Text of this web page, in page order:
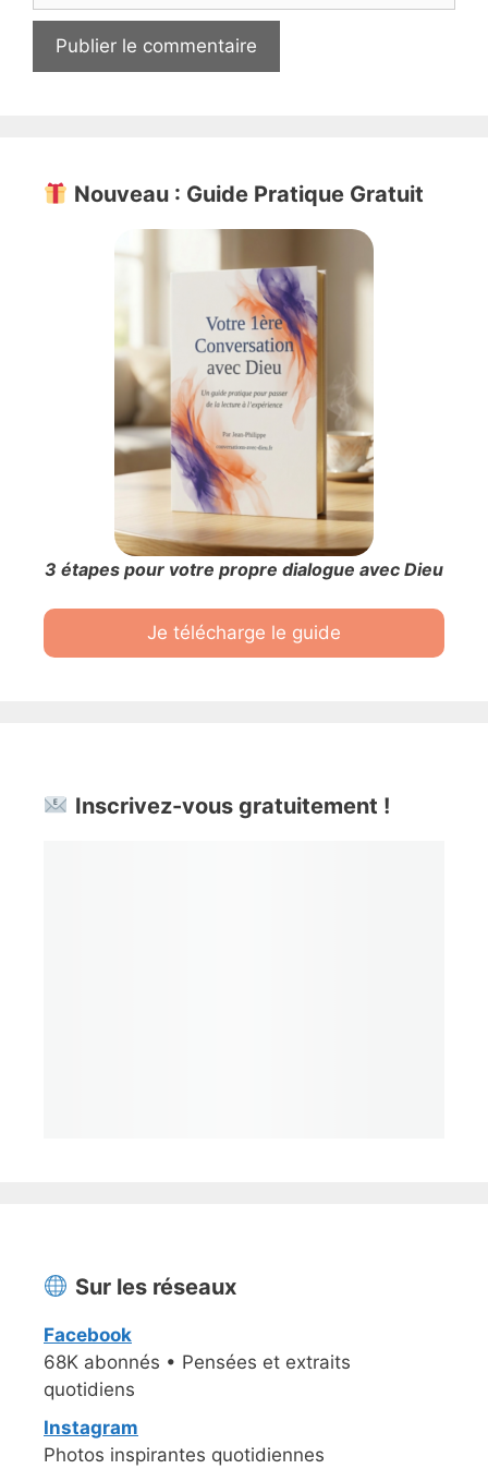
Nouveau : Guide Pratique Gratuit
3 étapes pour votre propre dialogue avec Dieu
Je télécharge le guide
Inscrivez-vous gratuitement !
Sur les réseaux
Facebook
68K abonnés • Pensées et extraits
quotidiens
Instagram
Photos inspirantes quotidiennes